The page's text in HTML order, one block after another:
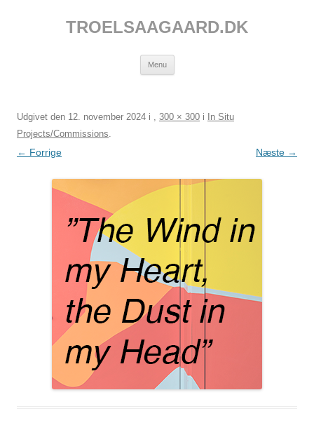
TROELSAAGAARD.DK
Menu
Udgivet den 12. november 2024 i , 300 × 300 i
In Situ
Projects/Commissions.
← Forrige Næste →